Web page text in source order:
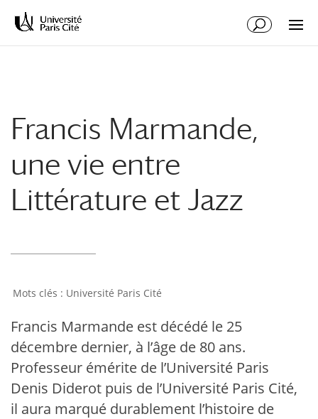
Francis Marmande,
une vie entre
Littérature et Jazz
Université Paris Cité
Francis Marmande est décédé le 25
décembre dernier, à l’âge de 80 ans.
Professeur émérite de l’Université Paris
Denis Diderot puis de l’Université Paris Cité,
il aura marqué durablement l’histoire de